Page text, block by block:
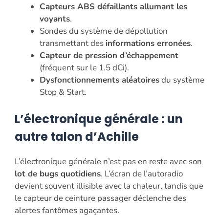
Capteurs ABS défaillants allumant les
voyants.
Sondes du système de dépollution
transmettant des informations erronées.
Capteur de pression d’échappement
(fréquent sur le 1.5 dCi).
Dysfonctionnements aléatoiresdu système
Stop & Start.
L’électronique générale : un
autre talon d’Achille
L’électronique générale n’est pas en reste avec son
lot de bugs quotidiens. L’écran de l’autoradio
devient souvent illisible avec la chaleur, tandis que
le capteur de ceinture passager déclenche des
alertes fantômes agaçantes.